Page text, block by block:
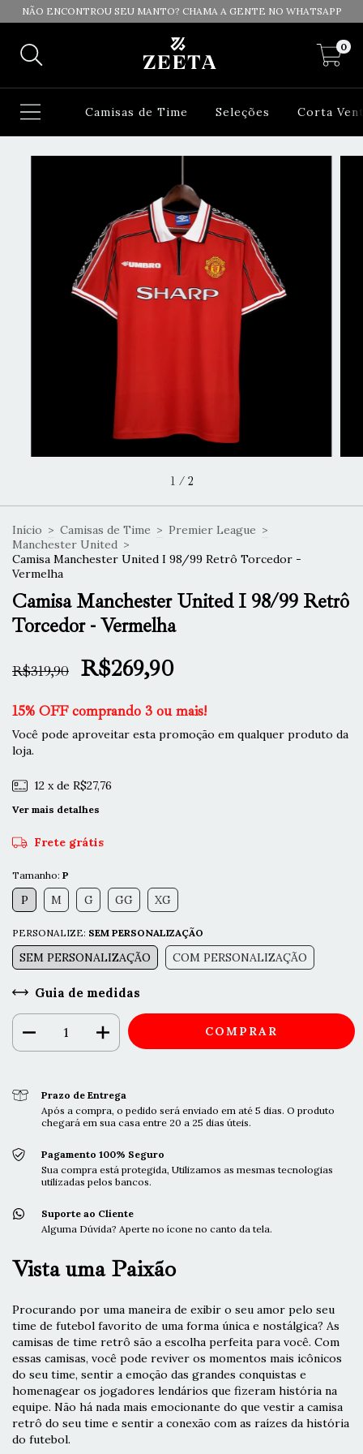
NÃO ENCONTROU SEU MANTO? CHAMA A GENTE NO WHATSAPP
0
Camisas de Time Seleções Corta
1 / 2
Início > Camisas de Time > Premier League >
Manchester United >
Camisa Manchester United I 98/99 Retrô Torcedor -
Vermelha
Camisa Manchester United I 98/99 Retrô
Torcedor - Vermelha
R$319,90 R$269,90
15% OFF comprando 3 ou mais!
Você pode aproveitar esta promoção em qualquer produto da
loja.
12 x de R$27,76
Ver mais detalhes
Frete grátis
Tamanho: P
P M G GG XG
PERSONALIZE: SEM PERSONALIZAÇÃO
SEM PERSONALIZAÇÃO COM PERSONALIZAÇÃO
Guia de medidas
Prazo de Entrega
Após a compra, o pedido será enviado em até 5 dias. O produto
chegará em sua casa entre 20 a 25 dias úteis.
Pagamento 100% Seguro
Sua compra está protegida, Utilizamos as mesmas tecnologias
utilizadas pelos bancos.
Suporte ao Cliente
Alguma Dúvida? Aperte no ícone no canto da tela.
Vista uma Paixão
Procurando por uma maneira de exibir o seu amor pelo seu
time de futebol favorito de uma forma única e nostálgica? As
camisas de time retrô são a escolha perfeita para você. Com
essas camisas, você pode reviver os momentos mais icônicos
do seu time, sentir a emoção das grandes conquistas e
homenagear os jogadores lendários que fizeram história na
equipe. Não há nada mais emocionante do que vestir a camisa
retrô do seu time e sentir a conexão com as raízes da história
do futebol.